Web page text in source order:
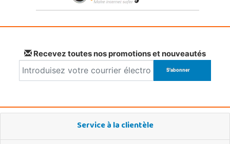
Recevez toutes nos promotions et nouveautés
Service à la clientèle